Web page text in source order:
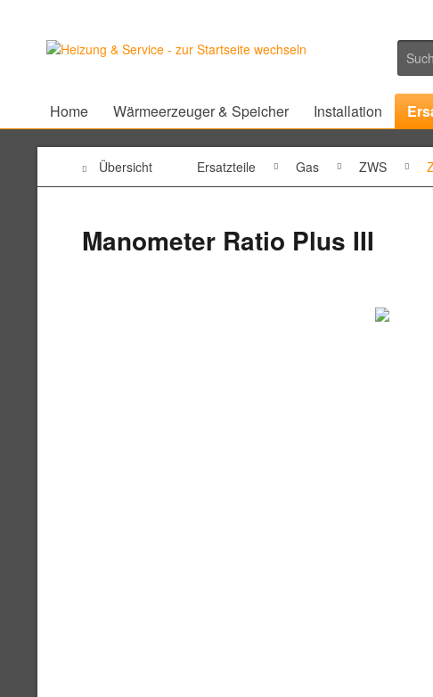
Home Wärmeerzeuger & Speicher Installation
Übersicht Ersatzteile Gas ZWS
Manometer Ratio Plus III